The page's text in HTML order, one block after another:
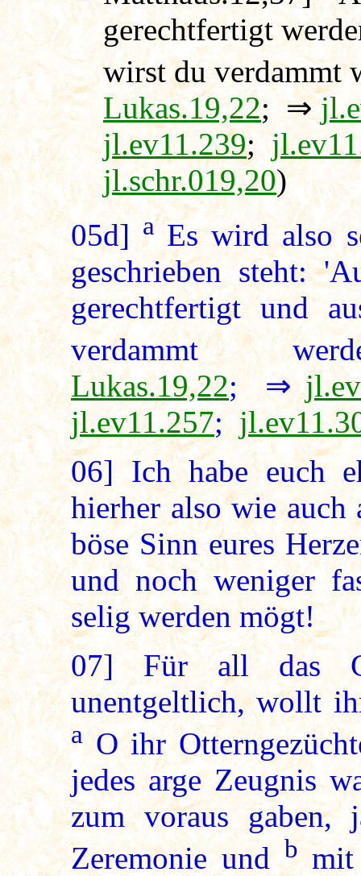
gerechtfertigt
wirst du verdammt
Lukas.19,22; ⇒
jl.ev11.239;
jl.schr.019,20)
05d] aEs wird also
geschrieben steht:
gerechtfertigt und
verdammt
Lukas.19,22; ⇒
jl.ev11.257;
06] Ich habe euch
hierher also wie auch
böse Sinn eures
und noch weniger
selig werden mögt!
07] Für all das
unentgeltlich, wollt
aO ihr
jedes arge Zeugnis
zum voraus
Zeremonie undbmit